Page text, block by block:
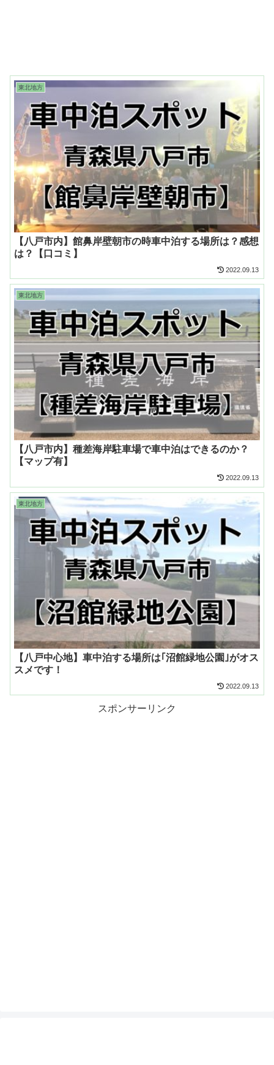
東北地方
【八戸市内】館鼻岸壁朝市の時車中泊する場所は？感想
は？【口コミ】
2022.09.13
東北地方
【八戸市内】種差海岸駐車場で車中泊はできるのか？
【マップ有】
2022.09.13
東北地方
【八戸中心地】車中泊する場所は｢沼館緑地公園｣がオス
スメです！
2022.09.13
スポンサーリンク